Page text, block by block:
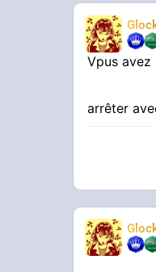
Vpus avez
arrêter